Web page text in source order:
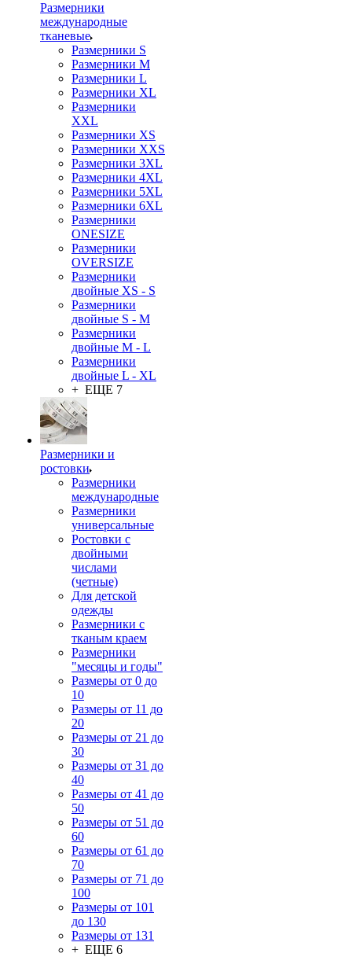
Размерники
международные
тканевые
Размерники S
Размерники M
Размерники L
Размерники XL
Размерники
XXL
Размерники XS
Размерники XXS
Размерники 3XL
Размерники 4XL
Размерники 5XL
Размерники 6XL
Размерники
ONESIZE
Размерники
OVERSIZE
Размерники
двойные XS - S
Размерники
двойные S - M
Размерники
двойные M - L
Размерники
двойные L - XL
+ ЕЩЕ 7
Размерники и
ростовки
Размерники
международные
Размерники
универсальные
Ростовки с
двойными
числами
(четные)
Для детской
одежды
Размерники с
тканым краем
Размерники
"месяцы и годы"
Размеры от 0 до
10
Размеры от 11 до
20
Размеры от 21 до
30
Размеры от 31 до
40
Размеры от 41 до
50
Размеры от 51 до
60
Размеры от 61 до
70
Размеры от 71 до
100
Размеры от 101
до 130
Размеры от 131
+ ЕЩЕ 6